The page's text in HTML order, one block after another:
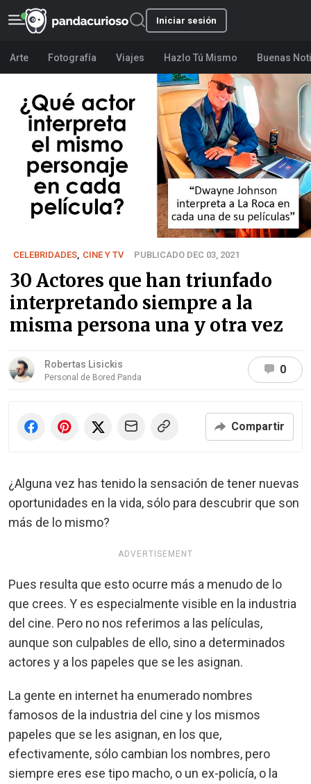
Iniciar sesión
Arte Fotografía Viajes Hazlo Tú Mismo Buenas
CELEBRIDADES CINE Y TV PUBLICADO DEC 03, 2021
30 Actores que han triunfado
interpretando siempre a la
misma persona una y otra vez
Robertas Lisickis
Personal de Bored Panda
0
Compartir
¿Alguna vez has tenido la sensación de tener nuevas
oportunidades en la vida, sólo para descubrir que son
más de lo mismo?
ADVERTISEMENT
Pues resulta que esto ocurre más a menudo de lo
que crees. Y es especialmente visible en la industria
del cine. Pero no nos referimos a las películas,
aunque son culpables de ello, sino a determinados
actores y a los papeles que se les asignan.
La gente en internet ha enumerado nombres
famosos de la industria del cine y los mismos
papeles que se les asignan, en los que,
efectivamente, sólo cambian los nombres, pero
siempre eres ese tipo macho, o un ex-policía, o la